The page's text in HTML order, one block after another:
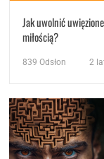
Jak uwolnić
miłością?
839 Odsłon 2